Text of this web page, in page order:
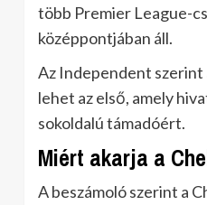
több Premier League-
középpontjában áll.
Az Independent szerint
lehet az első, amely
sokoldalú támadóért.
Miért akarja a
A beszámoló szerint a